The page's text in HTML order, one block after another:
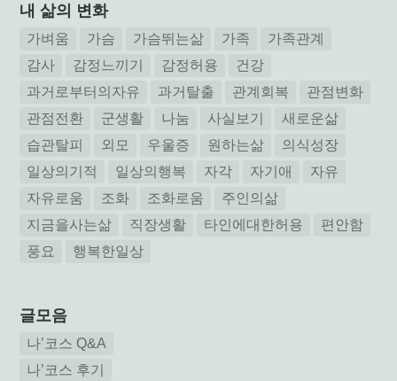
내 삶의 변화
가벼움 가슴 가슴뛰는삶 가족
가족관계
감사
감정느끼기 감정허용
건강
과거로부터의자유
과거탈출 관계회복
관점변화
관점전환
군생활 나눔 사실보기
새로운삶
습관탈피
외모 우울증 원하는삶
의식성장
일상의기적
일상의행복 자각 자기애
자유
자유로움
조화 조화로움
주인의삶
지금을사는삶
직장생활 타인에대한허용
편안함
풍요
행복한일상
글모음
나’코스 Q&A
나’코스 후기